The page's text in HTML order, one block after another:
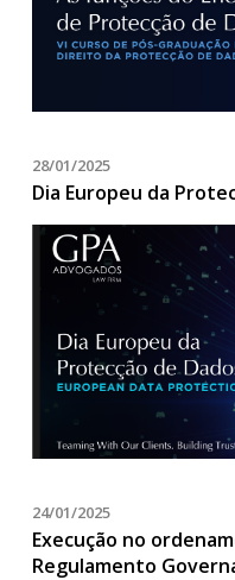
28/01/2025
Dia Europeu da
24/01/2025
Execução no
Regulamento